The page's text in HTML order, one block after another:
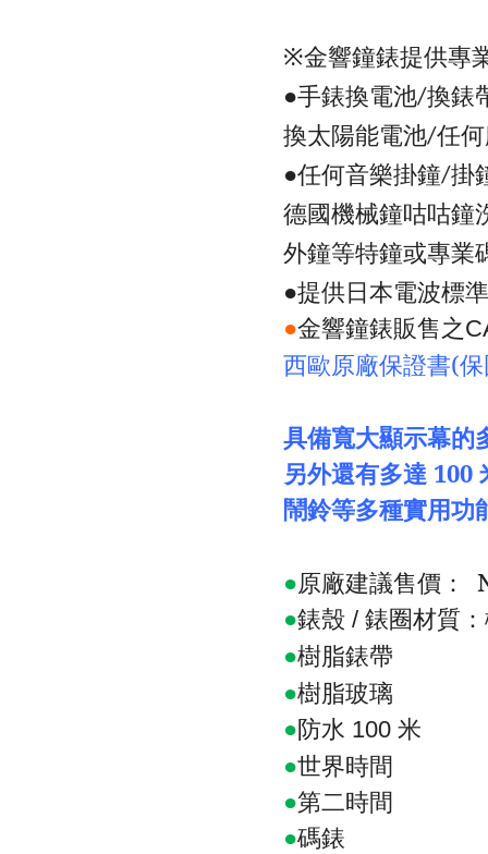
※金響鐘錶提供專
●手錶換電池/換錶
換太陽能電池/任
●任何音樂掛鐘/掛
德國機械鐘咕咕鐘
外鐘等特鐘或專業
●提供日本電波標
●金響鐘錶販售之
西歐原廠保證書(
具備寬大顯示幕的
另外還有多達 100
鬧鈴等多種實用功
●原廠建議售價：
●錶殼 / 錶圈材質
●樹脂錶帶
●樹脂玻璃
●防水 100 米
●世界時間
●第二時間
●碼錶